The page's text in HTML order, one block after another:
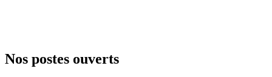
Nos postes ouverts